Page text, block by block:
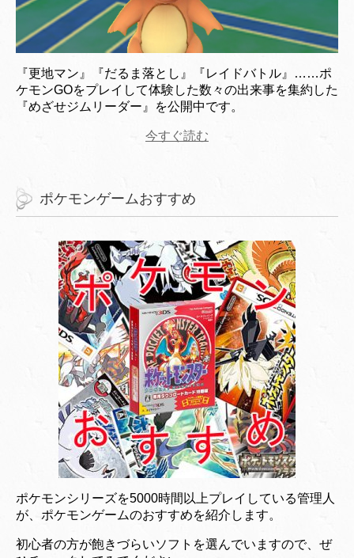
『更地マン』『だるま落とし』『レイドバトル』……ポ
ケモンGOをプレイして体験した数々の出来事を集約した
『めざせジムリーダー』を公開中です。
今すぐ読む
ポケモンゲームおすすめ
ポケモンシリーズを5000時間以上プレイしている管理人
が、ポケモンゲームのおすすめを紹介します。
初心者の方が飽きづらいソフトを選んでいますので、ぜ